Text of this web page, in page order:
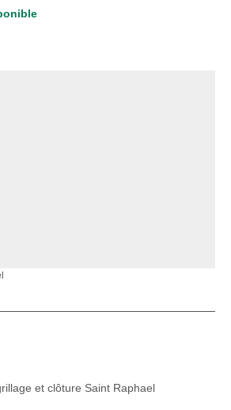
et clôture Saint Raphael